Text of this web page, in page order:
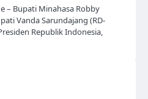
– Bupati Minahasa Robby
Vanda Sarundajang (RD-
Republik Indonesia,